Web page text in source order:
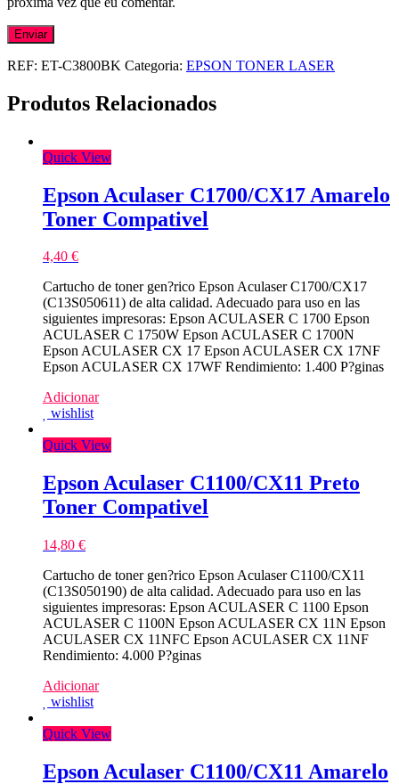
REF: ET-C3800BK Categoria: EPSON TONER LASER
Produtos Relacionados
Quick View
Epson Aculaser C1700/CX17 Amarelo
Toner Compativel
4,40 €
Cartucho de toner gen?rico Epson Aculaser C1700/CX17
(C13S050611) de alta calidad. Adecuado para uso en las
siguientes impresoras: Epson ACULASER C 1700 Epson
ACULASER C 1750W Epson ACULASER C 1700N
Epson ACULASER CX 17 Epson ACULASER CX 17NF
Epson ACULASER CX 17WF Rendimiento: 1.400 P?ginas
Adicionar
wishlist
Quick View
Epson Aculaser C1100/CX11 Preto
Toner Compativel
14,80 €
Cartucho de toner gen?rico Epson Aculaser C1100/CX11
(C13S050190) de alta calidad. Adecuado para uso en las
siguientes impresoras: Epson ACULASER C 1100 Epson
ACULASER C 1100N Epson ACULASER CX 11N Epson
ACULASER CX 11NFC Epson ACULASER CX 11NF
Rendimiento: 4.000 P?ginas
Adicionar
wishlist
Quick View
Epson Aculaser C1100/CX11 Amarelo